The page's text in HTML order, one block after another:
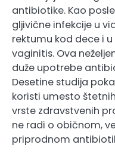
antibiotike. Kao
gljivične infekcije u
rektumu kod dece i
vaginitis. Ova
duže upotrebe
Desetine studija
koristi umesto
vrste zdravstvenih
ne radi o običnom,
priprodnom